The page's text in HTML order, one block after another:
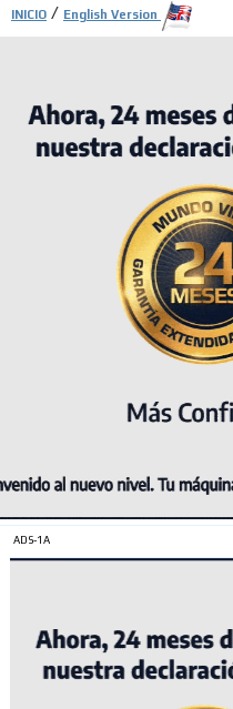
ADS-1A
INICIO / English Version
ADS-3A